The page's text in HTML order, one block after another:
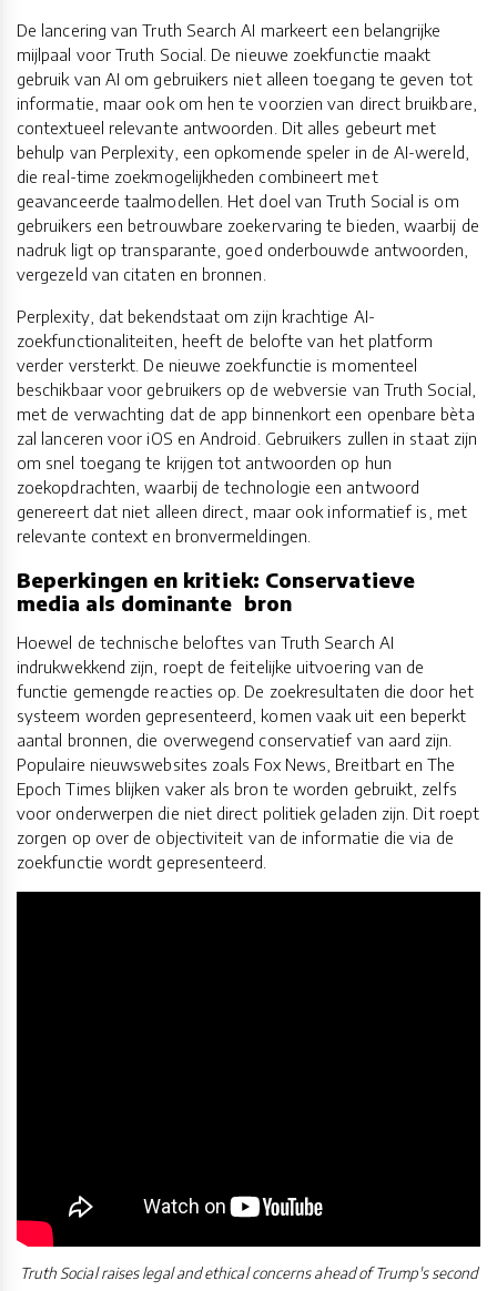
De lancering van Truth Search AI markeert een belangrijke
mijlpaal voor Truth Social. De nieuwe zoekfunctie maakt
gebruik van AI om gebruikers niet alleen toegang te geven tot
informatie, maar ook om hen te voorzien van direct bruikbare,
contextueel relevante antwoorden. Dit alles gebeurt met
behulp van Perplexity, een opkomende speler in de AI-wereld,
die real-time zoekmogelijkheden combineert met
geavanceerde taalmodellen. Het doel van Truth Social is om
gebruikers een betrouwbare zoekervaring te bieden, waarbij de
nadruk ligt op transparante, goed onderbouwde antwoorden,
vergezeld van citaten en bronnen.
Perplexity, dat bekendstaat om zijn krachtige AI-
zoekfunctionaliteiten, heeft de belofte van het platform
verder versterkt. De nieuwe zoekfunctie is momenteel
beschikbaar voor gebruikers op de webversie van Truth Social,
met de verwachting dat de app binnenkort een openbare bèta
zal lanceren voor iOS en Android. Gebruikers zullen in staat zijn
om snel toegang te krijgen tot antwoorden op hun
zoekopdrachten, waarbij de technologie een antwoord
genereert dat niet alleen direct, maar ook informatief is, met
relevante context en bronvermeldingen.
Beperkingen en kritiek: Conservatieve
media als dominante bron
Hoewel de technische beloftes van Truth Search AI
indrukwekkend zijn, roept de feitelijke uitvoering van de
functie gemengde reacties op. De zoekresultaten die door het
systeem worden gepresenteerd, komen vaak uit een beperkt
aantal bronnen, die overwegend conservatief van aard zijn.
Populaire nieuwswebsites zoals Fox News, Breitbart en The
Epoch Times blijken vaker als bron te worden gebruikt, zelfs
voor onderwerpen die niet direct politiek geladen zijn. Dit roept
zorgen op over de objectiviteit van de informatie die via de
zoekfunctie wordt gepresenteerd.
Truth Social raises legal and ethical concerns ahead of Trump's second